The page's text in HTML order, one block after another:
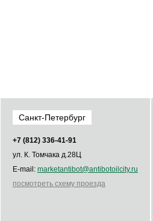
Санкт-Петербург
+7 (812) 336­-41­-91
ул. К. Томчака д.28Ц
E-mail: marketantibot@antibotoilcity.ru
посмотреть схему проезда